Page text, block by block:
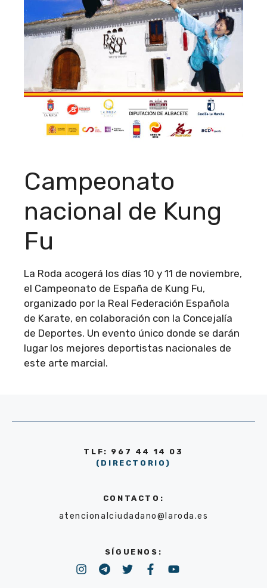
Campeonato
nacional de Kung
Fu
La Roda acogerá los días 10 y 11 de noviembre,
el Campeonato de España de Kung Fu,
organizado por la Real Federación Española
de Karate, en colaboración con la Concejalía
de Deportes. Un evento único donde se darán
lugar los mejores deportistas nacionales de
este arte marcial.
TLF: 967 44 14 03
(DIRECTORIO)
CONTACTO:
atencionalciudadano@laroda.es
SÍGUENOS: